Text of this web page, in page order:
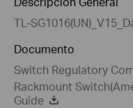
TL-
Documento
Switch Regulatory
Rackmount
Guide